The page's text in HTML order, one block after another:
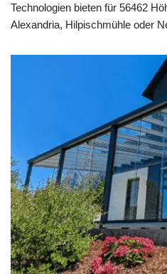
Technologien bieten für 56462
Alexandria, Hilpischmühle oder